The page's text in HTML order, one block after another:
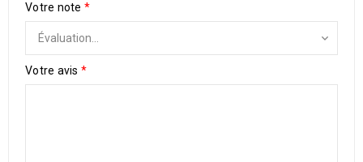
Votre note *
Votre avis *